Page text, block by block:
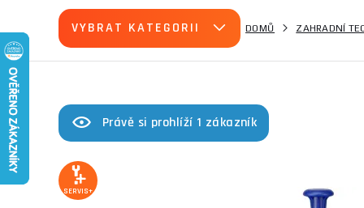
VYBRAT KATEGORII DOMŮ ZAHRADNÍ
Právě si prohlíží 1 zákazník
SERVIS+